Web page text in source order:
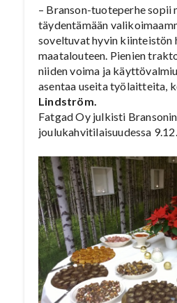
– Branson-tuoteperhe sopii
täydentämään
soveltuvat hyvin kiinteistön
maatalouteen. Pienien
niiden voima ja
asentaa useita työlaitteita,
Lindström.
Fatgad Oy julkisti
joulukahvitilaisuudessa